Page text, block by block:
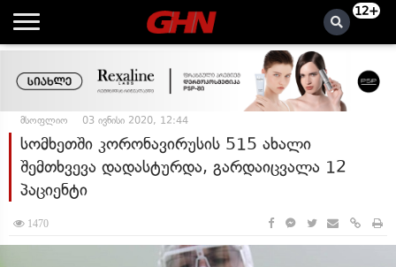
12+
მსოფლიო 03 ივნისი 2020, 12:44
სომხეთში კორონავირუსის 515 ახალი
შემთხვევა დადასტურდა, გარდაიცვალა 12
პაციენტი
1470